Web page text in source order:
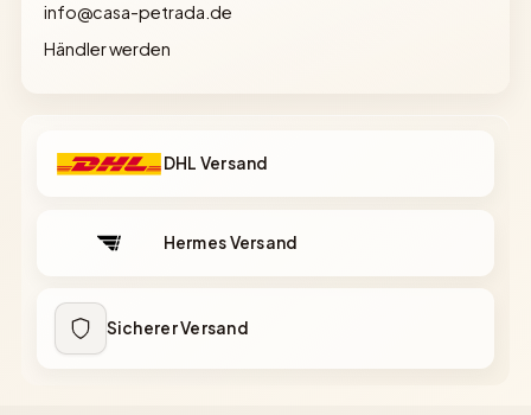
info@casa-petrada.de
Händler werden
DHL Versand
Hermes Versand
Sicherer Versand